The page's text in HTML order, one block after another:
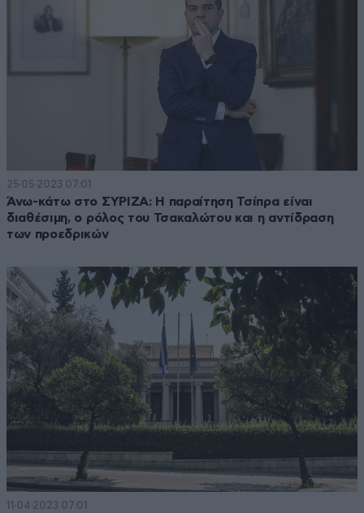
25·05·2023 07:01
Άνω-κάτω στο ΣΥΡΙΖΑ: Η παραίτηση Τσίπρα είναι
διαθέσιμη, ο ρόλος του Τσακαλώτου και η αντίδραση
των προεδρικών
11·04·2023 07:01